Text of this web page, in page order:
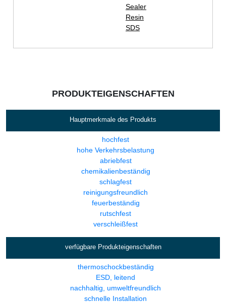
Sealer
Resin
SDS
PRODUKTEIGENSCHAFTEN
Hauptmerkmale des Produkts
hochfest
hohe Verkehrsbelastung
abriebfest
chemikalienbeständig
schlagfest
reinigungsfreundlich
feuerbeständig
rutschfest
verschleißfest
verfügbare Produkteigenschaften
thermoschockbeständig
ESD, leitend
nachhaltig, umweltfreundlich
schnelle Installation